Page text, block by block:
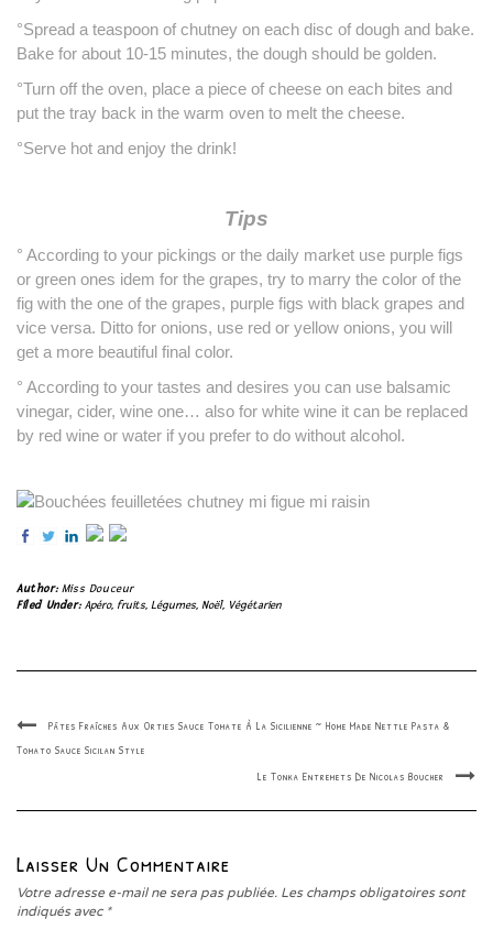
°Spread a teaspoon of chutney on each disc of dough and bake.
Bake for about 10-15 minutes, the dough should be golden.
°Turn off the oven, place a piece of cheese on each bites and
put the tray back in the warm oven to melt the cheese.
°Serve hot and enjoy the drink!
Tips
° According to your pickings or the daily market use purple figs
or green ones idem for the grapes, try to marry the color of the
fig with the one of the grapes, purple figs with black grapes and
vice versa. Ditto for onions, use red or yellow onions, you will
get a more beautiful final color.
° According to your tastes and desires you can use balsamic
vinegar, cider, wine one… also for white wine it can be replaced
by red wine or water if you prefer to do without alcohol.
Author: Miss Douceur
Filed Under: Apéro, fruits, Légumes, Noël, Végétarien
Pâtes Fraîches Aux Orties Sauce Tomate À La Sicilienne ~ Home Made Nettle Pasta &
Tomato Sauce Sicilan Style
Le Tonka Entremets De Nicolas Boucher
Laisser Un Commentaire
Votre adresse e-mail ne sera pas publiée. Les champs obligatoires sont
indiqués avec *